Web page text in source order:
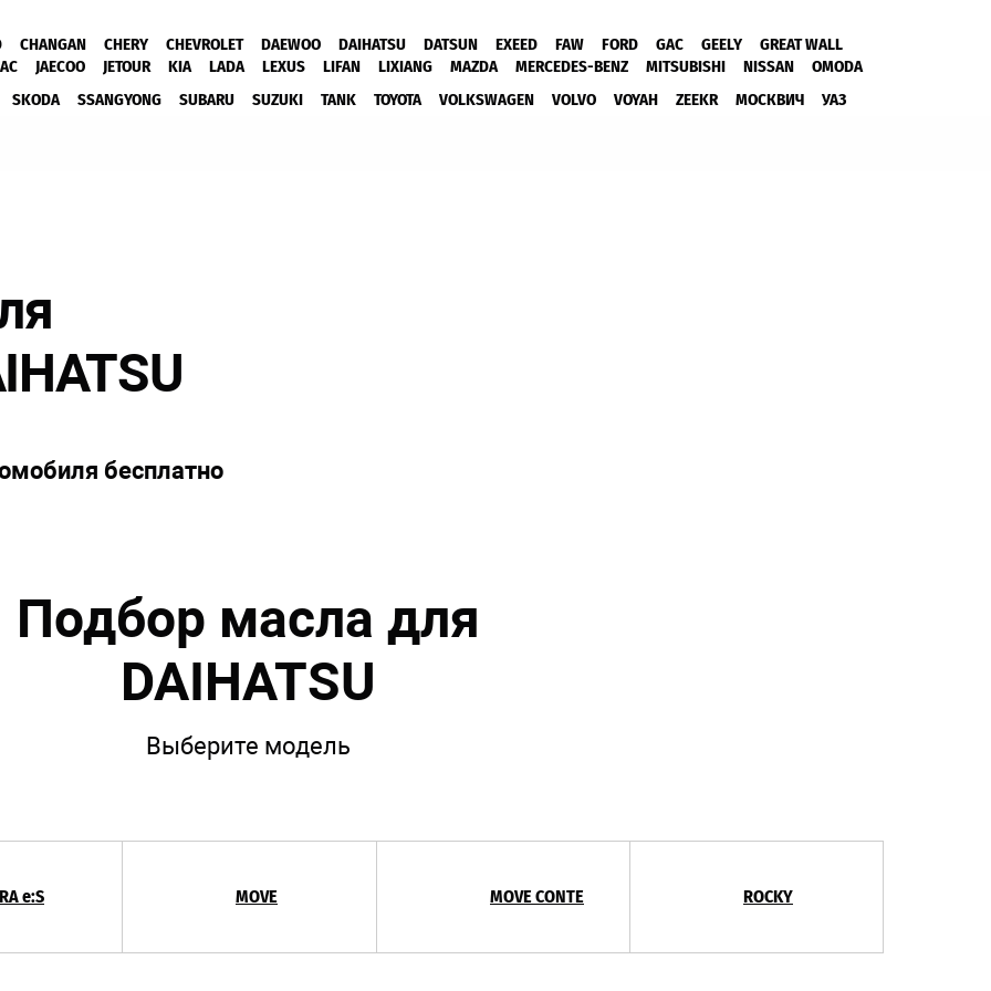
CHANGAN CHERY CHEVROLET DAEWOO DAIHATSU DATSUN EXEED FAW FORD GAC GEELY
GREAT WALL
JAECOO JETOUR KIA LADA LEXUS LIFAN LIXIANG MAZDA MERCEDES-BENZ MITSUBISHI NISSAN
OMODA
SKODA SSANGYONG SUBARU SUZUKI TANK TOYOTA VOLKSWAGEN VOLVO VOYAH ZEEKR МОСКВИЧ УАЗ
бесплатно
Подбор масла для
DAIHATSU
Выберите модель
e:S MOVE MOVE CONTE ROCKY